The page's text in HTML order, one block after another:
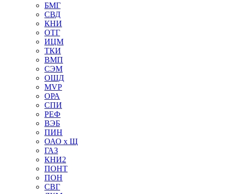
БМГ
СВД
КНИ
ОТГ
ИЦМ
ТКИ
ВМП
СЭМ
ОШД
MVP
ОРА
СПИ
РЕФ
ВЭБ
ПИН
ОАО х Щ
ГАЗ
КНИ2
ПОНТ
ПОН
СВГ